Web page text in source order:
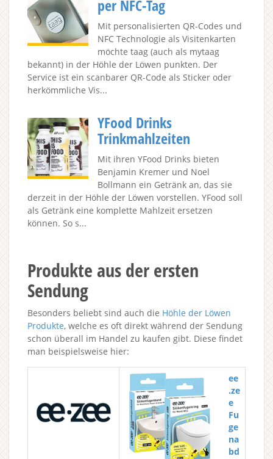
per NFC-Tag
Mit personalisierten QR-Codes und
NFC Technologie als Visitenkarten
möchte taag (auch als mytaag
bekannt) in der Höhle der Löwen punkten. Der
Service ist ein scanbarer QR-Code als Sticker oder
herkömmliche Vis...
YFood Drinks
Trinkmahlzeiten
Mit ihren YFood Drinks bieten
Benjamin Kremer und Noel
Bollmann ein Getränk an, das sie
derzeit in der Höhle der Löwen vorstellen. YFood soll
als Getränk eine komplette Mahlzeit ersetzen
können. So s...
Produkte aus der ersten
Sendung
Besonders beliebt sind auch die Höhle der Löwen
Produkte, welche es oft direkt während der Sendung
schon überall im Handel zu kaufen gibt. Diese findet
man beispielsweise hier:
ee
.ze
e
Fu
ge
na
bd